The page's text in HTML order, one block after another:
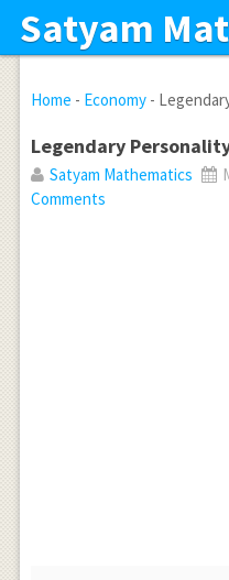
Satyam
Home - Economy-
Legendary
Satyam Mathematics
Comments